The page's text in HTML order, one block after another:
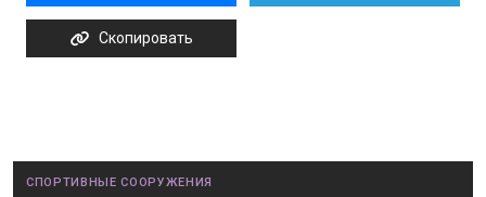
Скопировать
СПОРТИВНЫЕ СООРУЖЕНИЯ